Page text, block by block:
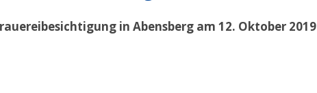
in Abensberg am 12. Oktober 2019